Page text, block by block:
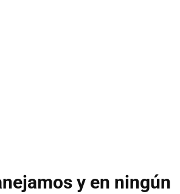
y en ningún